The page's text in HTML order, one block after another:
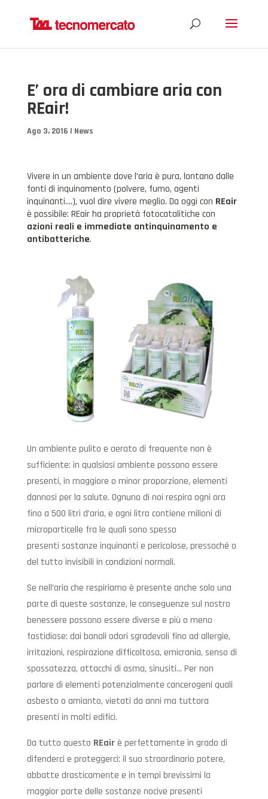
E’ ora di cambiare aria con
REair!
Ago 3, 2016 | News
Vivere in un ambiente dove l’aria è pura, lontano dalle
fonti di inquinamento (polvere, fumo, agenti
inquinanti….), vuol dire vivere meglio. Da oggi con REair
è possibile: REair ha proprietà fotocatalitiche con
azioni reali e immediate antinquinamento e
antibatteriche.
Un ambiente pulito e aerato di frequente non è
sufficiente: in qualsiasi ambiente possono essere
presenti, in maggiore o minor proporzione, elementi
dannosi per la salute. Ognuno di noi respira ogni ora
fino a 500 litri d’aria, e ogni litro contiene milioni di
microparticelle fra le quali sono spesso
presenti sostanze inquinanti e pericolose, pressoché o
del tutto invisibili in condizioni normali.
Se nell’aria che respiriamo è presente anche solo una
parte di queste sostanze, le conseguenze sul nostro
benessere possono essere diverse e più o meno
fastidiose: dai banali odori sgradevoli fino ad allergie,
irritazioni, respirazione difficoltosa, emicrania, senso di
spossatezza, attacchi di asma, sinusiti… Per non
parlare di elementi potenzialmente cancerogeni quali
asbesto o amianto, vietati da anni ma tuttora
presenti in molti edifici.
Da tutto questo REairè perfettamente in grado di
difenderci e proteggerci: il suo straordinario potere,
abbatte drasticamente e in tempi brevissimi la
maggior parte delle sostanze nocive presenti